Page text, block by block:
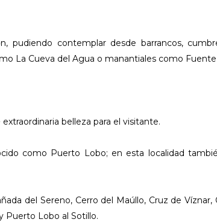
pudiendo contemplar desde barrancos,
La Cueva del Agua o manantiales como Fuente
belleza para el visitante.
como Puerto Lobo; en esta localidad
del Sereno, Cerro del Maúllo, Cruz de
Puerto Lobo al Sotillo.